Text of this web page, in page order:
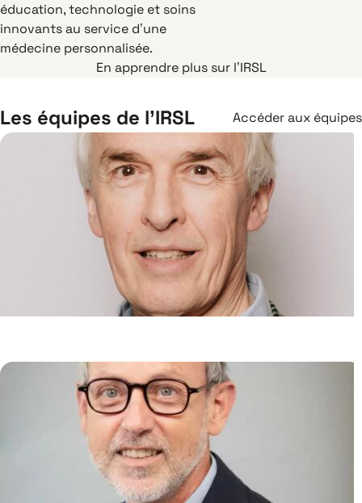
éducation, technologie et soins
innovants au service d’une
médecine personnalisée.
En apprendre plus sur l’IRSL
Les équipes de l’IRSL Accéder aux équipes